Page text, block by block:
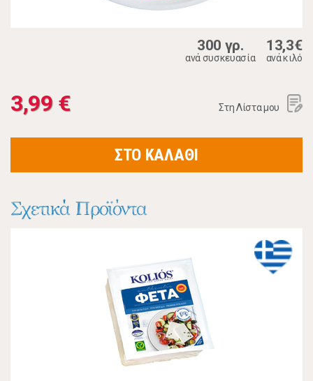
300 γρ.
ανά συσκευασία
13,3€
ανά κιλό
3,99 € Στη Λίστα μου
ΣΤΟ ΚΑΛΑΘΙ
Σχετικά Προϊόντα